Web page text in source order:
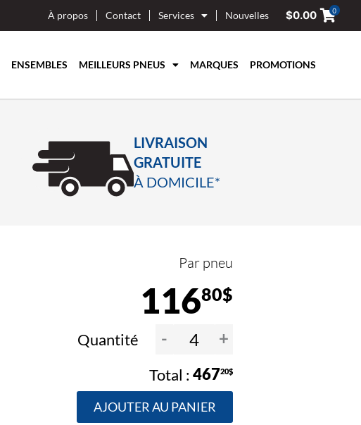
À propos Contact Services Nouvelles $0.00 0
ENSEMBLES MEILLEURS PNEUS MARQUES PROMOTIONS
LIVRAISON
GRATUITE
À DOMICILE*
Par pneu
11680$
Quantité - +
46720$
AJOUTER AU PANIER